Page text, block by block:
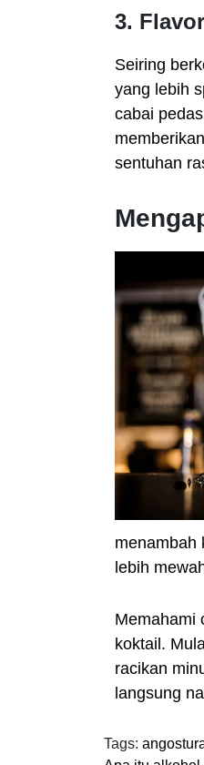
3.
Seiring
yang lebih
cabai
sentuhan
menambah
lebih
Memahami
koktail.
racikan
langsung
Tags: